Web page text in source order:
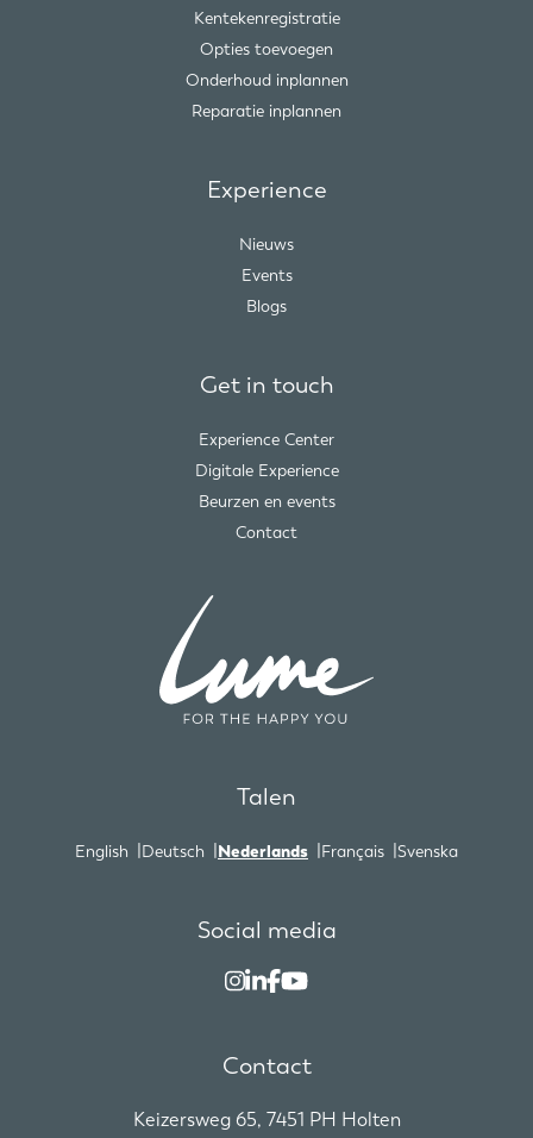
Kentekenregistratie
Opties toevoegen
Onderhoud inplannen
Reparatie inplannen
Experience
Nieuws
Events
Blogs
Get in touch
Experience Center
Digitale Experience
Beurzen en events
Contact
Talen
English Deutsch Nederlands Français Svenska
Social media
Contact
Keizersweg 65, 7451 PH Holten